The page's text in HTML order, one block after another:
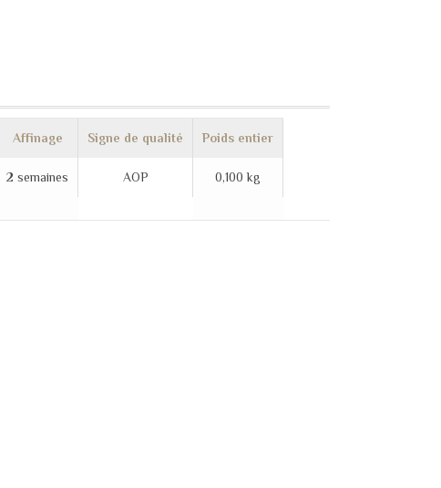
Affinage
2 semaines
Signe de qualité
AOP
Poids entier
0,100 kg